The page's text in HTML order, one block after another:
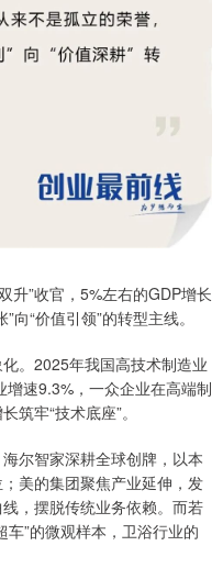
升”收官，5%左右的GDP增长
向“价值引领”的转型主线。
。2025年我国高技术制造业
速9.3%，一众企业在高端制
筑牢“技术底座”。
尔智家深耕全球创牌，以本
美的集团聚焦产业延伸，发
，摆脱传统业务依赖。而若
”的微观样本，卫浴行业的